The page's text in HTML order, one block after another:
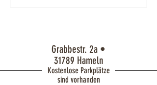
Grabbestr. 2a •
31789 Hameln
Kostenlose Parkplätze
sind vorhanden